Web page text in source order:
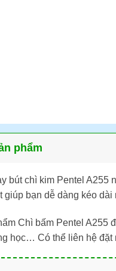
phẩm
bút chì kim Pentel
giúp bạn dễ dàng kéo
Chì bấm Pentel A255
học… Có thể liên hệ đặt